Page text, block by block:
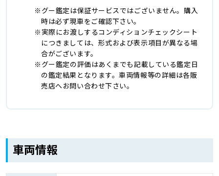
グー鑑定は保証サービスではございません。購入
時は必ず現車をご確認下さい。
実際にお渡しするコンディションチェックシート
につきましては、形式および表示項目が異なる場
合がございます。
グー鑑定の評価はあくまでも記載している鑑定日
の鑑定結果となります。車両情報等の詳細は各販
売店へお問い合わせ下さい。
車両情報